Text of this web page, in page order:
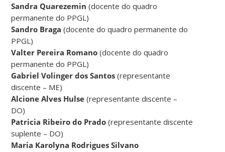
Sandra Quarezemin (docente do quadro
permanente do PPGL)
Sandro Braga (docente do quadro permanente do
PPGL)
Valter Pereira Romano (docente do quadro
permanente do PPGL)
Gabriel Volinger dos Santos (representante
discente – ME)
Alcione Alves Hulse(representante discente –
DO)
Patricia Ribeiro do Prado(representante discente
suplente – DO)
Maria Karolyna Rodrigues Silvano